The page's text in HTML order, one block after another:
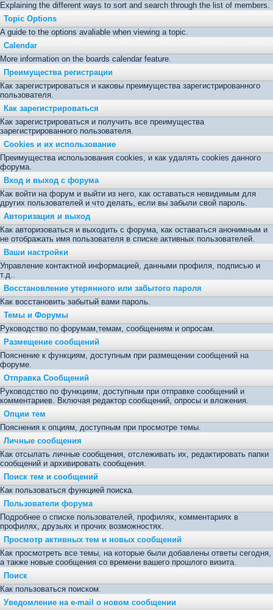
Explaining the different ways to sort and search through the list of members.
Topic Options
A guide to the options avaliable when viewing a topic.
Calendar
More information on the boards calendar feature.
Преимущества регистрации
Как зарегистрироваться и каковы преимущества зарегистрированного
пользователя.
Как зарегистрироваться
Как зарегистрироваться и получить все преимущества
зарегистрированного пользователя.
Cookies и их использование
Преимущества использования cookies, и как удалять cookies данного
форума.
Вход и выход с форума
Как войти на форум и выйти из него, как оставаться невидимым для
других пользователей и что делать, если вы забыли свой пароль.
Авторизация и выход
Как авторизоваться и выходить с форума, как оставаться анонимным и
не отображать имя пользователя в списке активных пользователей.
Ваши настройки
Управление контактной информацией, данными профиля, подписью и
т.д..
Восстановление утерянного или забытого пароля
Как восстановить забытый вами пароль.
Темы и Форумы
Руководство по форумам,темам, сообщениям и опросам.
Размещение сообщений
Пояснение к функциям, доступным при размещении сообщений на
форуме.
Отправка Сообщений
Руководство по функциям, доступным при отправке сообщений и
комментариев. Включая редактор сообщений, опросы и вложения.
Опции тем
Пояснения к опциям, доступным при просмотре темы.
Личные сообщения
Как отсылать личные сообщения, отслеживать их, редактировать папки
сообщений и архивировать сообщения.
Поиск тем и сообщений
Как пользоваться функцией поиска.
Пользователи форума
Подробнее о списке пользователей, профилях, комментариях в
профилях, друзьях и прочих возможностях.
Просмотр активных тем и новых сообщений
Как просмотреть все темы, на которые были добавлены ответы сегодня,
а также новые сообщения со времени вашего прошлого визита.
Поиск
Как пользоваться поиском.
Уведомление на е-mail о новом сообщении